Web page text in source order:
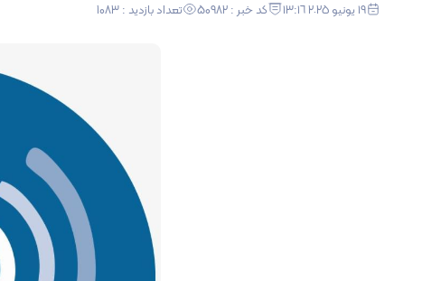
١٩ يونيو ٢٠٢٥ ١٣:١٦ کد خبر : 50982 تعداد بازدید : 1083